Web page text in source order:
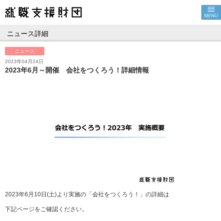
MENU
ニュース詳細
ニュース
2023年04月24日
2023年6月～開催 会社をつくろう！詳細情報
2023年6月10日(土)より実施の「会社をつくろう！」の詳細は
下記ページをご確認ください。